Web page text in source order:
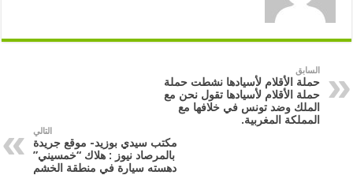
السابق
حملة الأقلام لأسيادها نشطت حملة
حملة الأقلام لأسيادها تقول نحن مع
الملك وضد تونس في خلافها مع
المملكة المغربية.
التالي
مكتب سيدي بوزيد- موقع جريدة
بالمرصاد نيوز : هلاك “خمسيني”
دهسته سيارة في منطقة الخشم